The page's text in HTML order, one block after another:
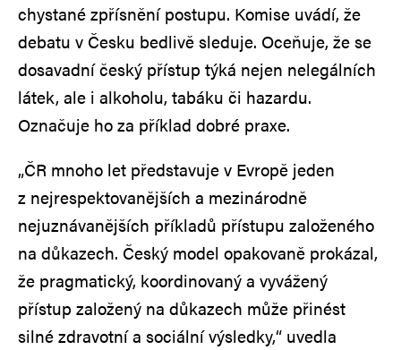
chystané zpřísnění postupu. Komise uvádí, že
debatu v Česku bedlivě sleduje. Oceňuje, že se
dosavadní český přístup týká nejen nelegálních
látek, ale i alkoholu, tabáku či hazardu.
Označuje ho za příklad dobré praxe.
„ČR mnoho let představuje v Evropě jeden
z nejrespektovanějších a mezinárodně
nejuznávanějších příkladů přístupu založeného
na důkazech. Český model opakovaně prokázal,
že pragmatický, koordinovaný a vyvážený
přístup založený na důkazech může přinést
silné zdravotní a sociální výsledky,“ uvedla